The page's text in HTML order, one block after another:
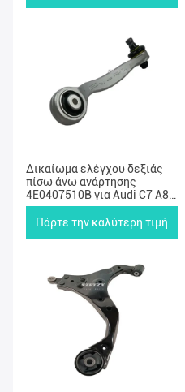
Δικαίωμα ελέγχου δεξιάς
πίσω άνω ανάρτησης
4E0407510B για Audi C7 A8
VW PHAETON
Πάρτε την καλύτερη τιμή